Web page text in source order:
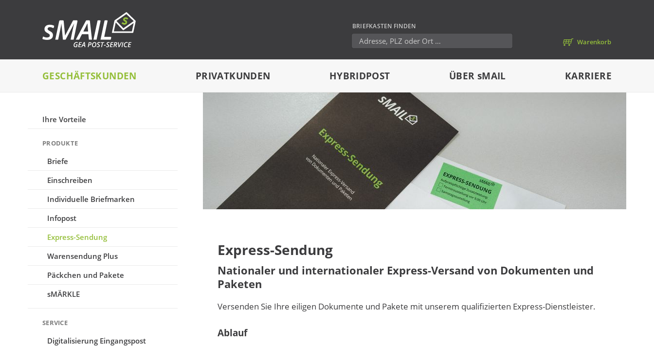
Warenkorb
BRIEFKASTEN FINDEN
GESCHÄFTSKUNDEN PRIVATKUNDEN HYBRIDPOST ÜBER sMAIL KARRIERE
Ihre Vorteile
PRODUKTE
Briefe
Einschreiben
Individuelle Briefmarken
Infopost
Express-Sendung
Warensendung Plus
Päckchen und Pakete
sMÄRKLE
SERVICE
Digitalisierung Eingangspost
Express-Sendung
Nationaler und internationaler Express-Versand von Dokumenten und
Paketen
Versenden Sie Ihre eiligen Dokumente und Pakete mit unserem qualifizierten Express-Dienstleister.
Ablauf